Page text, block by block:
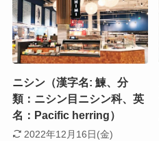
ニシン（漢字名: 鰊、分
類：ニシン目ニシン科、英
名：Pacific herring）
2022年12月16日(金)